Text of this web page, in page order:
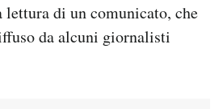
lettura di un comunicato, che
da alcuni giornalisti